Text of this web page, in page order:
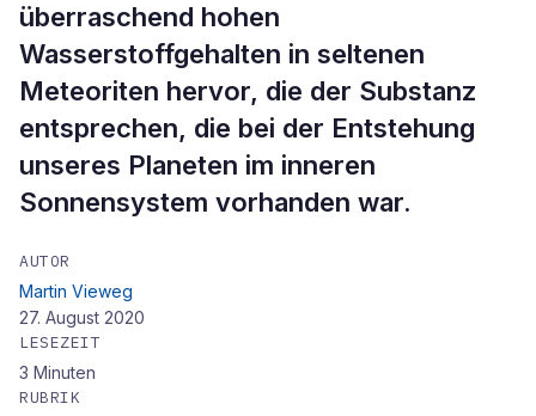
überraschend hohen
Wasserstoffgehalten in seltenen
Meteoriten hervor, die der Substanz
entsprechen, die bei der Entstehung
unseres Planeten im inneren
Sonnensystem vorhanden war.
AUTOR
Martin Vieweg
27. August 2020
LESEZEIT
3 Minuten
RUBRIK